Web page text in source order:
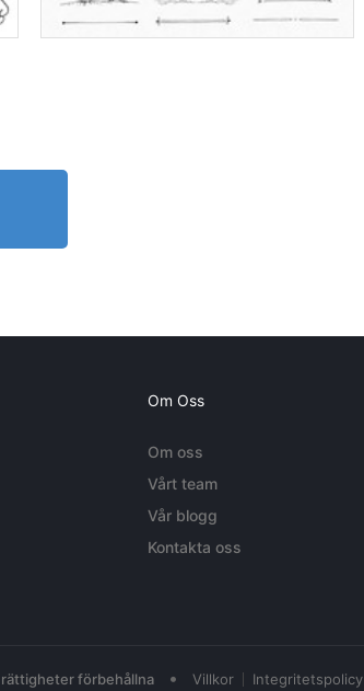
Om Oss
Om oss
Vårt team
Vår blogg
Kontakta oss
förbehållna • Villkor Integritetspolicy